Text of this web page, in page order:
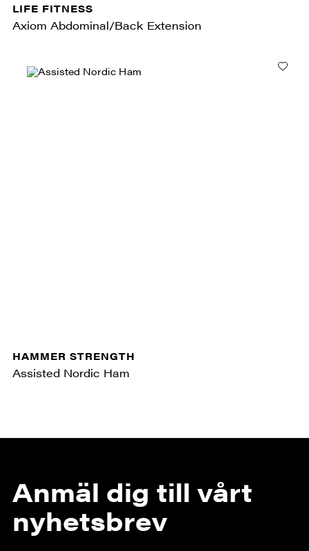
LIFE FITNESS
Axiom Abdominal/Back Extension
HAMMER STRENGTH
Assisted Nordic Ham
Anmäl dig till vårt
nyhetsbrev